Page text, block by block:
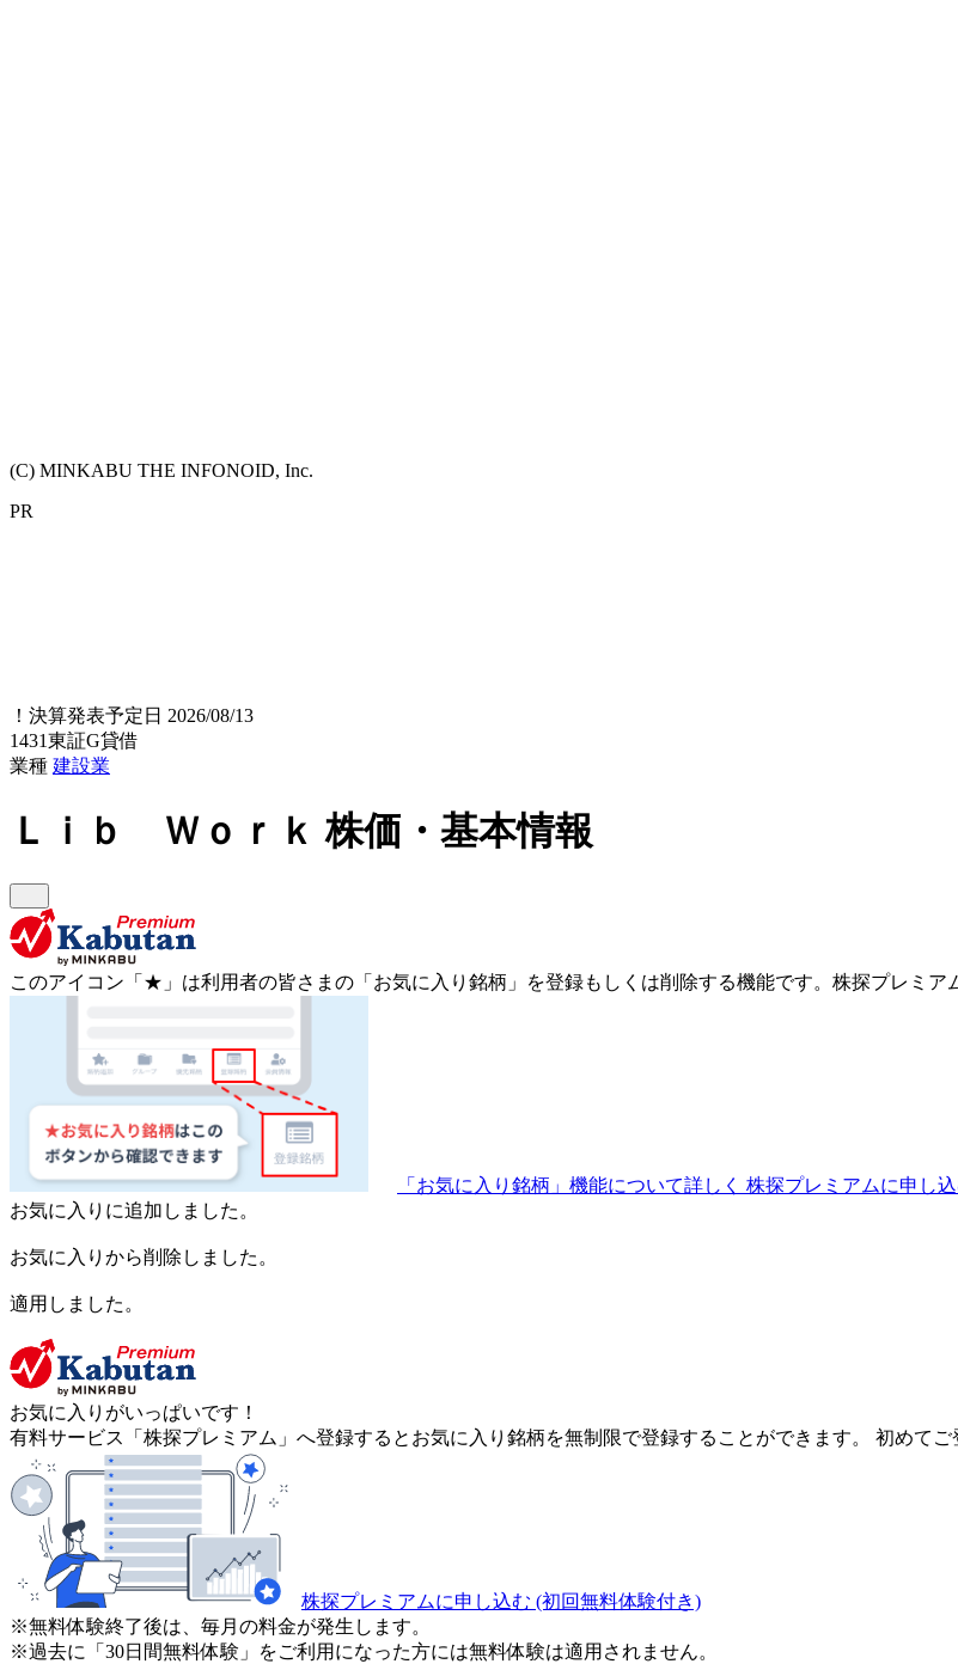
(C) MINKABU THE INFONOID, Inc.
PR
！ 決算発表予定日 2026/08/13
1431東証G貸借
業種 建設業
Ｌｉｂ Ｗｏｒｋ株価・基本情報
このアイコン 「★」 は利用者の皆さまの 「お気に入り銘柄」を登録もしくは削除する機能です。 株探プレミア
「お気に入り銘柄」機能について詳しく 株探プレミアムに申し
お気に入りに追加しました。
お気に入りから削除しました。
適用しました。
お気に入りがいっぱいです！
有料サービス「株探プレミアム」へ登録するとお気に入り銘柄を無制限で登録することができます。 初めてご
株探プレミアムに申し込む (初回無料体験付き)
※無料体験終了後は、毎月の料金が発生します。
※過去に「30日間無料体験」をご利用になった方には無料体験は適用されません。